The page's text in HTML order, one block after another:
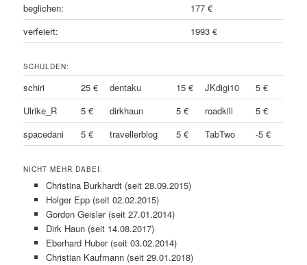
beglichen:
177 €
verfeiert:
1993 €
SCHULDEN:
schiri 25 € dentaku 15 € JKdigi10
5 €
Ulrike_R
5 € dirkhaun 5 € roadkill
5 €
spacedani
5 € travellerblog 5 € TabTwo -5 €
NICHT MEHR DABEI:
Christina Burkhardt (seit 28.09.2015)
Holger Epp (seit 02.02.2015)
Gordon Geisler (seit 27.01.2014)
Dirk Haun (seit 14.08.2017)
Eberhard Huber (seit 03.02.2014)
Christian Kaufmann (seit 29.01.2018)